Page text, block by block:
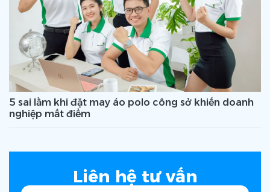
5 sai lầm khi đặt may áo polo công sở khiến doanh
nghiệp mất điểm
Liên hệ tư vấn